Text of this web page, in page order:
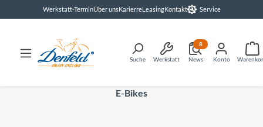
springenWerkstatt-TerminÜber unsKarierreLeasingKontakt Service
Suche Werkstatt News
8
Konto
E-Bikes